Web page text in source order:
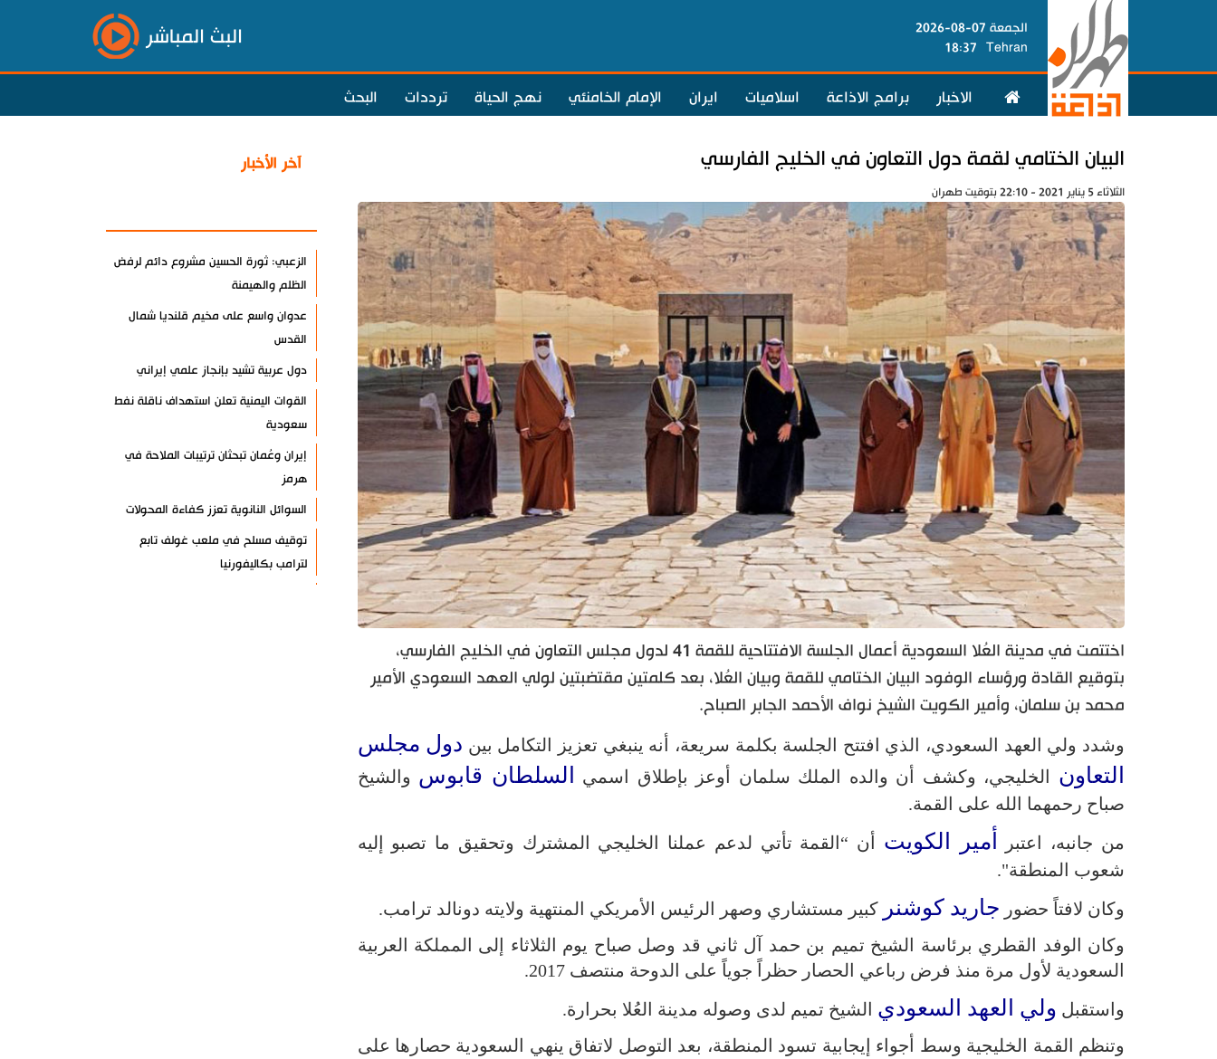
الجمعة 07-08-2026
Tehran
18:37 البث المباشر
الاخبار برامج الاذاعة اسلاميات ايران الإمام الخامنئي نهج الحياة ترددات البحث
البيان الختامي لقمة دول التعاون في الخليج الفارسي
الثلاثاء 5 يناير 2021 - 22:10 بتوقيت طهران
اختتمت في مدينة العُلا السعودية أعمال الجلسة الافتتاحية للقمة 41 لدول مجلس التعاون في الخليج الفارسي،
بتوقيع القادة ورؤساء الوفود البيان الختامي للقمة وبيان العُلا، بعد كلمتين مقتضبتين لولي العهد السعودي الأمير
محمد بن سلمان، وأمير الكويت الشيخ نواف الأحمد الجابر الصباح.
وشدد ولي العهد السعودي، الذي افتتح الجلسة بكلمة سريعة، أنه ينبغي تعزيز التكامل بين دول مجلس
التعاون الخليجي، وكشف أن والده الملك سلمان أوعز بإطلاق اسمي السلطان قابوس والشيخ
صباح رحمهما الله على القمة.
من جانبه، اعتبر
أمير الكويت أن “القمة تأتي لدعم عملنا الخليجي المشترك وتحقيق ما تصبو إليه
شعوب المنطقة".
وكان لافتاً حضور جاريد كوشنر كبير مستشاري وصهر الرئيس الأمريكي المنتهية ولايته دونالد ترامب.
وكان الوفد القطري برئاسة الشيخ تميم بن حمد آل ثاني قد وصل صباح يوم الثلاثاء إلى المملكة العربية
السعودية لأول مرة منذ فرض رباعي الحصار حظراً جوياً على الدوحة منتصف 2017.
واستقبل ولي العهد السعودي الشيخ تميم لدى وصوله مدينة العُلا بحرارة.
وتنظم القمة الخليجية وسط أجواء إيجابية تسود المنطقة، بعد التوصل لاتفاق ينهي السعودية حصارها على
آخر الأخبار
الزعبي: ثورة الحسين مشروع دائم لرفض
الظلم والهيمنة
عدوان واسع على مخيم قلنديا شمال
القدس
دول عربية تشيد بإنجاز علمي إيراني
القوات اليمنية تعلن استهداف ناقلة نفط
سعودية
إيران وعُمان تبحثان ترتيبات الملاحة في
هرمز
السوائل النانوية تعزز كفاءة المحولات
توقيف مسلح في ملعب غولف تابع
لترامب بكاليفورنيا